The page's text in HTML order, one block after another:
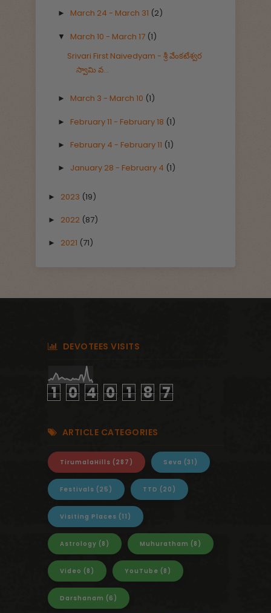
► March 24 - March 31 (2)
▼ March 10 - March 17 (1)
Srivari First Naivedyam - శ్రీ వేంకటేశ్వర
స్వామి వ...
► March 3 - March 10 (1)
► February 11 - February 18 (1)
► February 4 - February 11 (1)
► January 28 - February 4 (1)
► 2023 (19)
► 2022 (87)
► 2021 (71)
DEVOTEES VISITS
1 0 4 0 1 8 7
ARTICLE CATEGORIES
TirumalaHills (287) Seva (31)
Festivals (25) TTD (20)
Visiting Places (11)
Astrology (8) Muhuratham (8)
Video (8) YouTube (8)
Darshanam (6)